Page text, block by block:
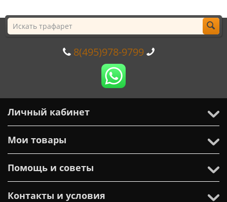
8(495)978-9799
Личный кабинет
Мои товары
Помощь и советы
Контакты и условия